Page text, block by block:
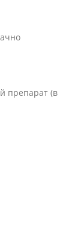
препарат (в